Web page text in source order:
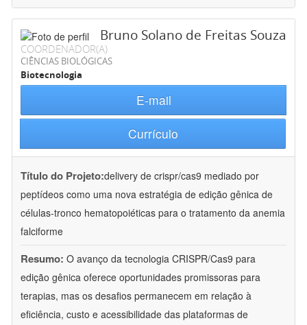
Bruno Solano de Freitas Souza
COORDENADOR(A)
CIÊNCIAS BIOLÓGICAS
Biotecnologia
E-mail
Currículo
Título do Projeto:delivery de crispr/cas9 mediado por
peptídeos como uma nova estratégia de edição gênica de
células-tronco hematopoiéticas para o tratamento da anemia
falciforme
Resumo: O avanço da tecnologia CRISPR/Cas9 para
edição gênica oferece oportunidades promissoras para
terapias, mas os desafios permanecem em relação à
eficiência, custo e acessibilidade das plataformas de